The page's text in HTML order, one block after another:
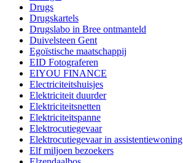
Drugs
Drugskartels
Drugslabo in Bree ontmanteld
Duivelsteen Gent
Egoïstische maatschappij
EID Fotograferen
EIYOU FINANCE
Electriciteitshuisjes
Elektriciteit duurder
Elektriciteitsnetten
Elektriciteitspanne
Elektrocutiegevaar
Elektrocutiegevaar in assistentiewoning
Elf miljoen bezoekers